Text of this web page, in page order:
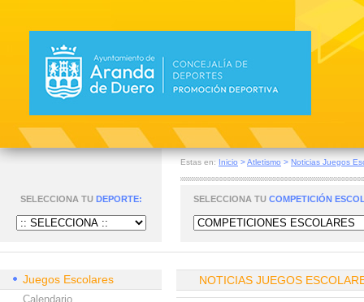
Estas en: Inicio >Atletismo > Noticias Juegos
SELECCIONA TU DEPORTE: SELECCIONA TU COMPETICIÓN
Juegos Escolares
Calendario
NOTICIAS JUEGOS